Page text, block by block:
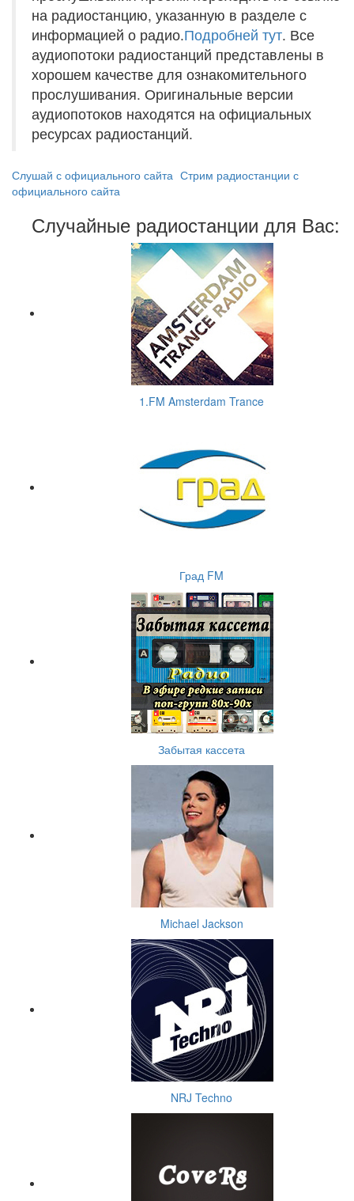
на радиостанцию, указанную в разделе с
информацией о радио.Подробней тут. Все
аудиопотоки радиостанций представлены в
хорошем качестве для ознакомительного
прослушивания. Оригинальные версии
аудиопотоков находятся на официальных
ресурсах радиостанций.
Слушай с официального сайта Стрим радиостанции с
официального сайта
Случайные радиостанции для Вас:
1.FM Amsterdam Trance
Град FM
Забытая кассета
Michael Jackson
NRJ Techno